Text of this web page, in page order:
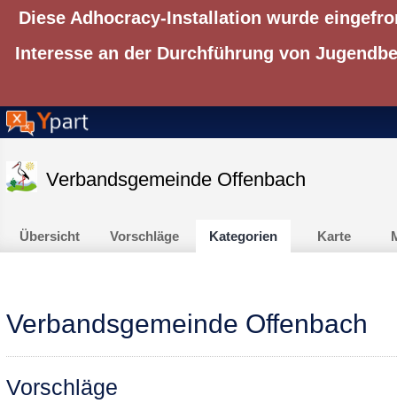
Diese Adhocracy-Installation wurde
Interesse an der Durchführung von
Verbandsgemeinde Offenbach
Übersicht Vorschläge Kategorien Karte
Verbandsgemeinde Offenbach
Vorschläge